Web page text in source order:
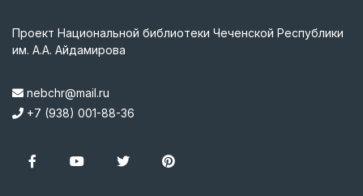
Проект Национальной библиотеки Чеченской Республики
им. А.А. Айдамирова
nebchr@mail.ru
+7 (938) 001-88-36